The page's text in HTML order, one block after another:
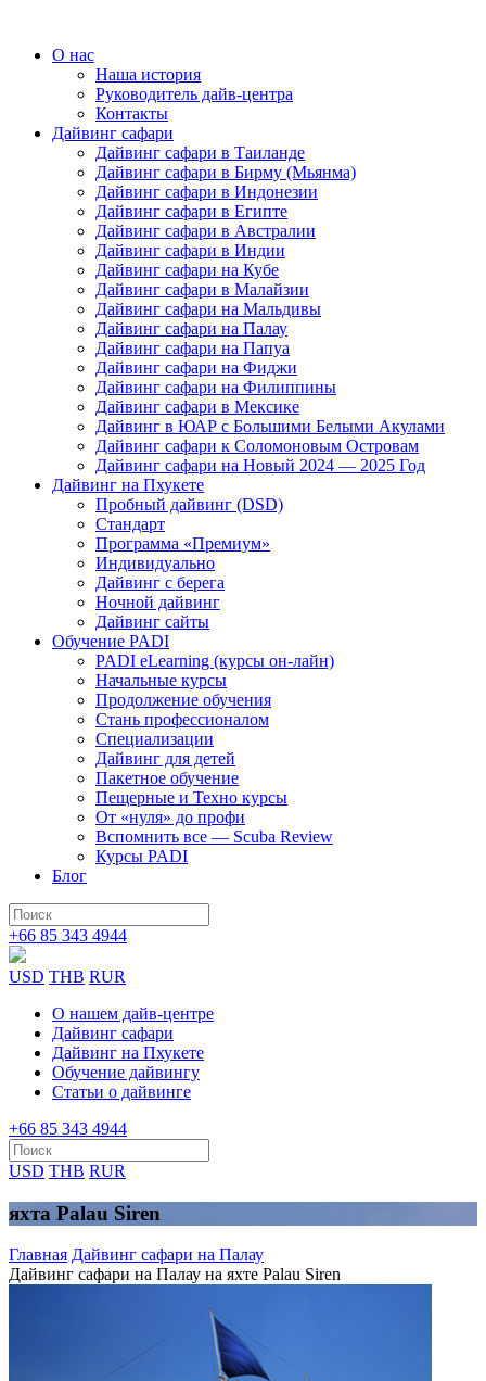
О нас
Наша история
Руководитель дайв-центра
Контакты
Дайвинг сафари
Дайвинг сафари в Таиланде
Дайвинг сафари в Бирму (Мьянма)
Дайвинг сафари в Индонезии
Дайвинг сафари в Египте
Дайвинг сафари в Австралии
Дайвинг сафари в Индии
Дайвинг сафари на Кубе
Дайвинг сафари в Малайзии
Дайвинг сафари на Мальдивы
Дайвинг сафари на Палау
Дайвинг сафари на Папуа
Дайвинг сафари на Фиджи
Дайвинг сафари на Филиппины
Дайвинг сафари в Мексике
Дайвинг в ЮАР с Большими Белыми Акулами
Дайвинг сафари к Соломоновым Островам
Дайвинг сафари на Новый 2024 — 2025 Год
Дайвинг на Пхукете
Пробный дайвинг (DSD)
Стандарт
Программа «Премиум»
Индивидуально
Дайвинг с берега
Ночной дайвинг
Дайвинг сайты
Обучение PADI
PADI eLearning (курсы он-лайн)
Начальные курсы
Продолжение обучения
Стань профессионалом
Специализации
Дайвинг для детей
Пакетное обучение
Пещерные и Техно курсы
От «нуля» до профи
Вспомнить все — Scuba Review
Курсы PADI
Блог
+66 85 343 4944
USD THB RUR
О нашем дайв-центре
Дайвинг сафари
Дайвинг на Пхукете
Обучение дайвингу
Статьи о дайвинге
+66 85 343 4944
USD THB RUR
яхта Palau Siren
Главная Дайвинг сафари на Палау
Дайвинг сафари на Палау на яхте Palau Siren